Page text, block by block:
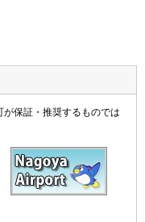
保証・推奨するものでは